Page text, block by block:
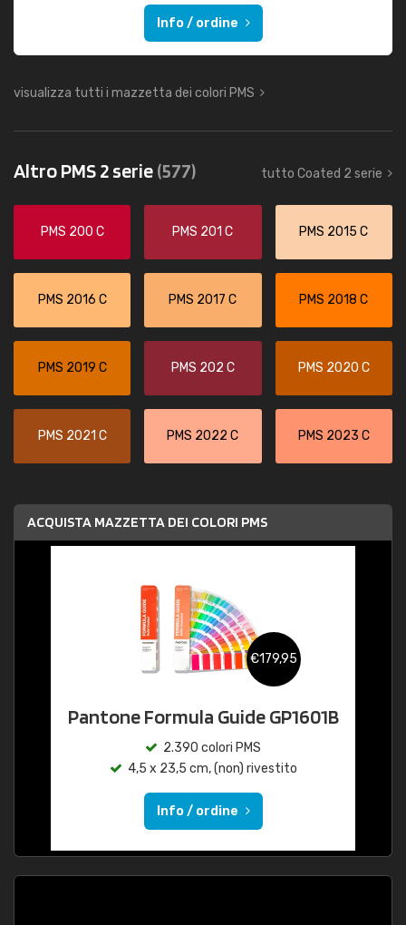
Info / ordine
visualizza tutti i mazzetta dei colori PMS
Altro PMS 2 serie(577) tutto Coated 2 serie
PMS 200 C PMS 201 C PMS 2015 C
PMS 2016 C PMS 2017 C PMS 2018 C
PMS 2019 C PMS 202 C PMS 2020 C
PMS 2021 C PMS 2022 C PMS 2023 C
ACQUISTA MAZZETTA DEI COLORI PMS
€179,95
Pantone Formula Guide GP1601B
2.390 colori PMS
4,5 x 23,5 cm, (non) rivestito
Info / ordine